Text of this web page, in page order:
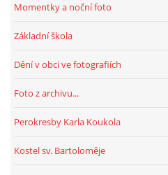
Momentky a noční foto
Základní škola
Dění v obci ve fotografiích
Foto z archivu...
Perokresby Karla Koukola
Kostel sv. Bartoloměje